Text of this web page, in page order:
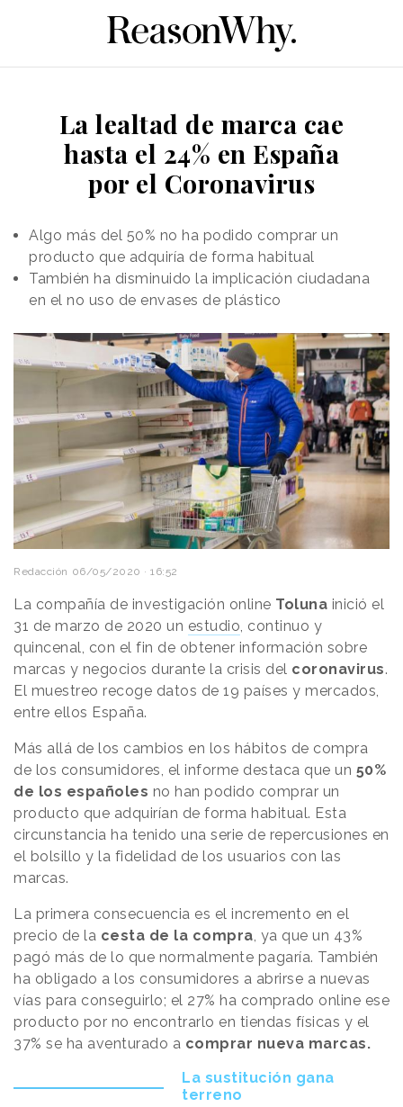
La lealtad de marca cae
hasta el 24% en España
por el Coronavirus
Algo más del 50% no ha podido comprar un
producto que adquiría de forma habitual
También ha disminuido la implicación ciudadana
en el no uso de envases de plástico
Redacción 06/05/2020 · 16:52
La compañía de investigación online Toluna inició el
31 de marzo de 2020 un estudio, continuo y
quincenal, con el fin de obtener información sobre
marcas y negocios durante la crisis del coronavirus.
El muestreo recoge datos de 19 países y mercados,
entre ellos España.
Más allá de los cambios en los hábitos de compra
de los consumidores, el informe destaca que un 50%
de los españoles no han podido comprar un
producto que adquirían de forma habitual. Esta
circunstancia ha tenido una serie de repercusiones en
el bolsillo y la fidelidad de los usuarios con las
marcas.
La primera consecuencia es el incremento en el
precio de la cesta de la compra, ya que un 43%
pagó más de lo que normalmente pagaría. También
ha obligado a los consumidores a abrirse a nuevas
vías para conseguirlo; el 27% ha comprado online ese
producto por no encontrarlo en tiendas físicas y el
37% se ha aventurado a comprar nueva marcas.
La sustitución gana
terreno